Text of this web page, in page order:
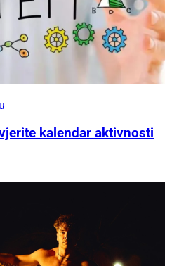
kalendar aktivnosti